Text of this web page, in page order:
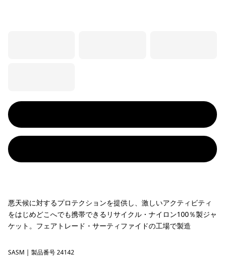
悪天候に対するプロテクションを提供し、激しいアクティビティ
をはじめどこへでも携帯できるリサイクル・ナイロン100％製ジャ
ケット。フェアトレード・サーティファイドの工場で製造
Sastrugi: Summit Blue
SASM | 製品番号 24142